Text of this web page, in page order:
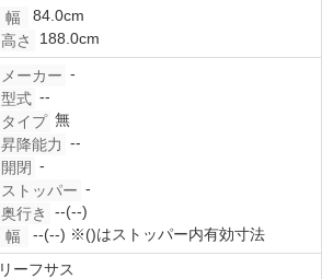
幅
84.0cm
高さ
188.0cm
メーカー -
型式 --
タイプ 無
昇降能力 --
開閉 -
ストッパー -
奥行き
--(--)
幅
--(--) ※()はストッパー内有効寸法
リーフサス